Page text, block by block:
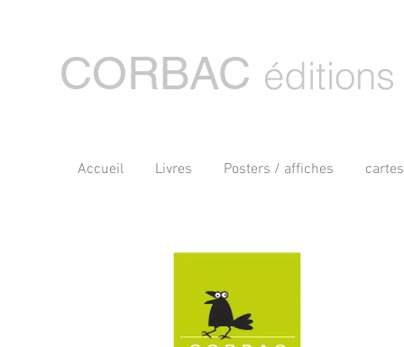
CORBAC éditions
Accueil Livres Posters / affiches